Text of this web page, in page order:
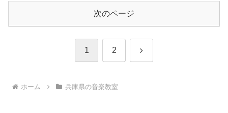
次のページ
1 2 次
ホーム 兵庫県の音楽教室